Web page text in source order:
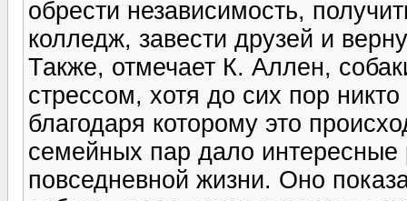
обрести независимость,
колледж, завести друзей и
Также, отмечает К. Аллен,
стрессом, хотя до сих пор
благодаря которому это
семейных пар дало интересные
повседневной жизни. Оно